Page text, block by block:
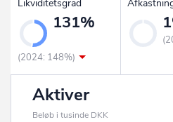
Likviditetsgrad
131%
(2024: 148%)
Aktiver
Beløb i tusinde DKK